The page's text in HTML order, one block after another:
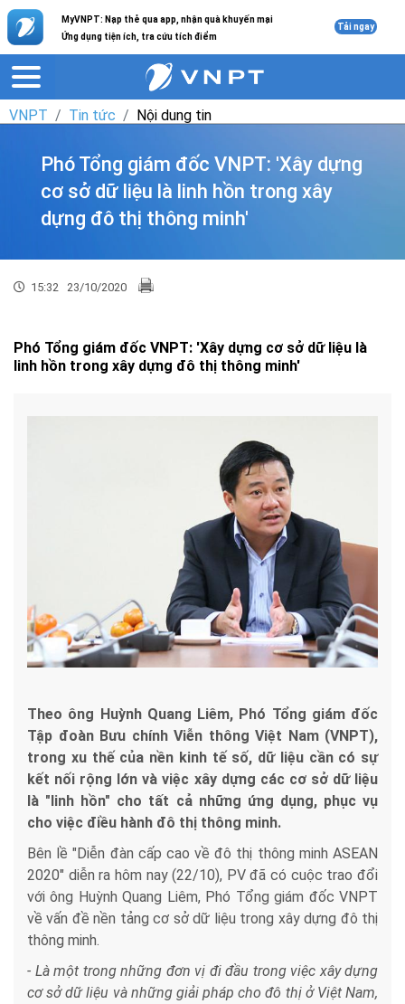
MyVNPT: Nạp thẻ qua app, nhận quà khuyến mại
Ứng dụng tiện ích, tra cứu tích điểm
Tải ngay
VNPT Tin tức Nội dung tin
Phó Tổng giám đốc VNPT: 'Xây dựng
cơ sở dữ liệu là linh hồn trong xây
dựng đô thị thông minh'
15:32 23/10/2020
Phó Tổng giám đốc VNPT: 'Xây dựng cơ sở dữ liệu là
linh hồn trong xây dựng đô thị thông minh'
Theo ông Huỳnh Quang Liêm, Phó Tổng giám đốc
Tập đoàn Bưu chính Viễn thông Việt Nam (VNPT),
trong xu thế của nền kinh tế số, dữ liệu cần có sự
kết nối rộng lớn và việc xây dựng các cơ sở dữ liệu
là "linh hồn" cho tất cả những ứng dụng, phục vụ
cho việc điều hành đô thị thông minh.
Bên lề "Diễn đàn cấp cao về đô thị thông minh ASEAN
2020" diễn ra hôm nay (22/10), PV đã có cuộc trao đổi
với ông Huỳnh Quang Liêm, Phó Tổng giám đốc VNPT
về vấn đề nền tảng cơ sở dữ liệu trong xây dựng đô thị
thông minh.
- Là một trong những đơn vị đi đầu trong việc xây dựng
cơ sở dữ liệu và những giải pháp cho đô thị ở Việt Nam,